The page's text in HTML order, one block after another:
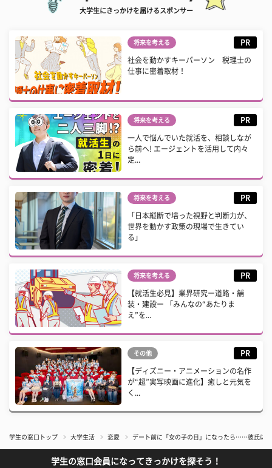
大学生にきっかけを届けるスポンサー
将来を考える PR
社会を動かすキーパーソン 税理士の
仕事に密着取材！
将来を考える PR
一人で悩んでいた就活を、相談しなが
ら前へ! エージェントを活用して内々
定...
将来を考える PR
「日本縦断で培った視野と判断力が、
世界を動かす政策の現場で生きてい
る」
将来を考える PR
【就活生必見】業界研究ー道路・舗
装・建設ー 「みんなの“あたりま
え”を...
その他 PR
【ディズニー・アニメーションの名作
が“超”実写映画に進化】癒しと元気を
く...
学生の窓口トップ 大学生活 恋愛 デート前に「女の子の日」になったら……彼氏に
学生の窓口会員になってきっかけを探そう！